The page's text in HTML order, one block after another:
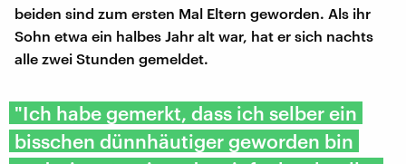
beiden sind zum ersten Mal Eltern geworden. Als ihr
Sohn etwa ein halbes Jahr alt war, hat er sich nachts
alle zwei Stunden gemeldet.
"Ich habe gemerkt, dass ich selber ein
bisschen dünnhäutiger geworden bin